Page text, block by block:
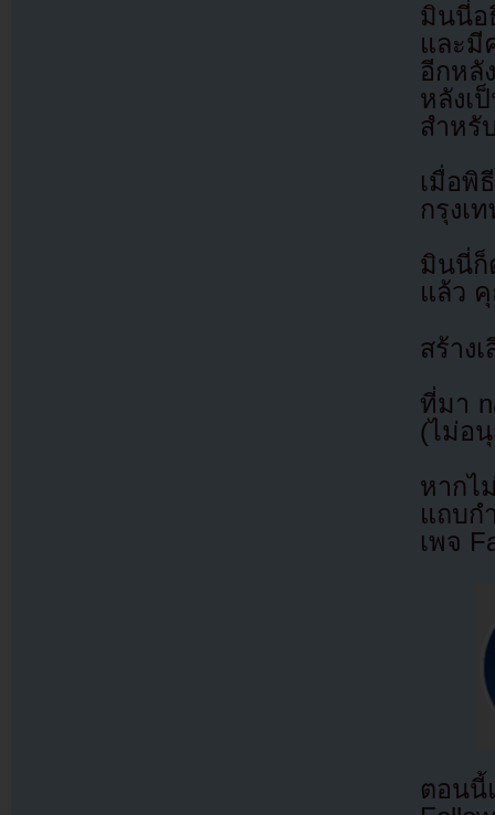
มินนี่อ
และมี
อีกห
หลัง
สำหรั
เมื่อพิ
กรุงเ
มินนี่ก็
แล้ว
สร้าง
ที่มา
(ไม่อ
หากไ
แถบก
เพจ
ตอนนี้